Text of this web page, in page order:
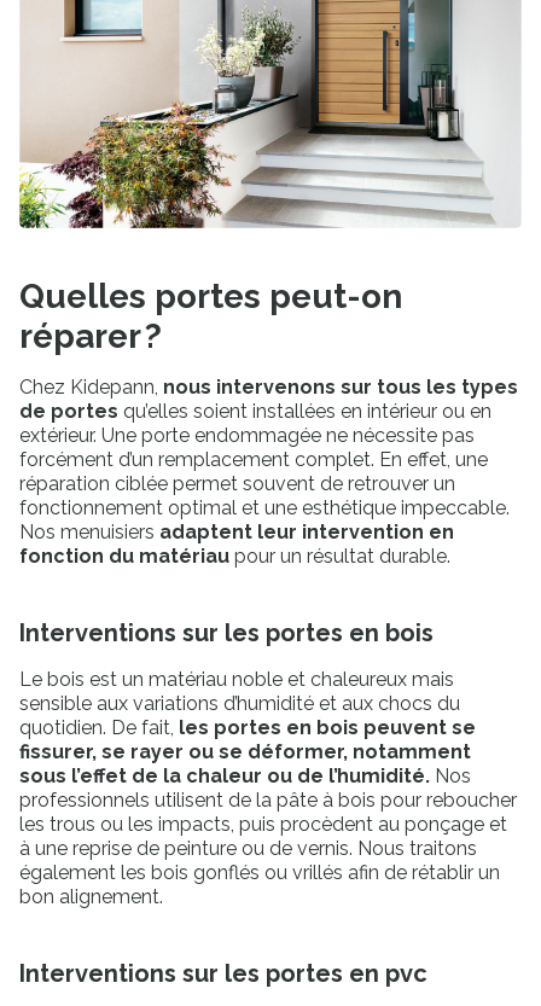
Quelles portes peut-on
réparer ?
Chez Kidepann, nous intervenons sur tous les types
de portes qu’elles soient installées en intérieur ou en
extérieur. Une porte endommagée ne nécessite pas
forcément d’un remplacement complet. En effet, une
réparation ciblée permet souvent de retrouver un
fonctionnement optimal et une esthétique impeccable.
Nos menuisiers adaptent leur intervention en
fonction du matériau pour un résultat durable.
Interventions sur les portes en bois
Le bois est un matériau noble et chaleureux mais
sensible aux variations d’humidité et aux chocs du
quotidien. De fait, les portes en bois peuvent se
fissurer, se rayer ou se déformer, notamment
sous l’effet de la chaleur ou de l’humidité. Nos
professionnels utilisent de la pâte à bois pour reboucher
les trous ou les impacts, puis procèdent au ponçage et
à une reprise de peinture ou de vernis. Nous traitons
également les bois gonflés ou vrillés afin de rétablir un
bon alignement.
Interventions sur les portes en pvc